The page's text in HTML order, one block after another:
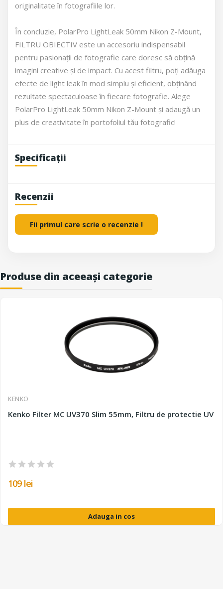
originalitate în fotografiile lor.
În concluzie, PolarPro LightLeak 50mm Nikon Z-Mount,
FILTRU OBIECTIV este un accesoriu indispensabil
pentru pasionații de fotografie care doresc să obțină
imagini creative și de impact. Cu acest filtru, poți adăuga
efecte de light leak în mod simplu și eficient, obținând
rezultate spectaculoase în fiecare fotografie. Alege
PolarPro LightLeak 50mm Nikon Z-Mount și adaugă un
plus de creativitate în portofoliul tău fotografic!
Specificații
Recenzii
Fii primul care scrie o recenzie !
Produse din aceeași categorie
KENKO
Kenko Filter MC UV370 Slim 55mm, Filtru de protectie UV
109 lei
Adauga in cos